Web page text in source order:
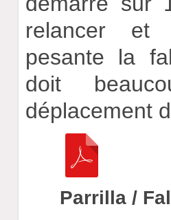
relancer et
pesante la
doit
déplacement
Parrilla /